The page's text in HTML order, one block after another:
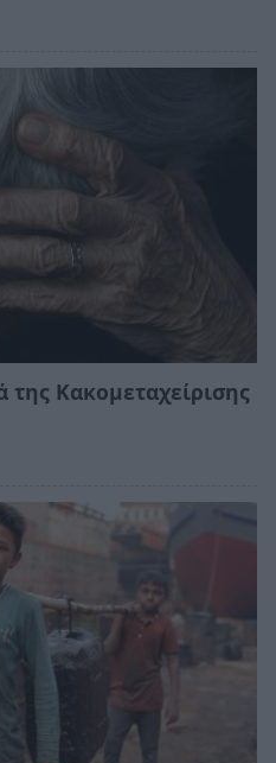
Κακομεταχείρισης